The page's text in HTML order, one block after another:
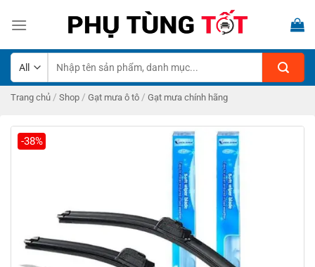
kiếm:
Trang chủ / Shop / Gạt mưa ô tô / Gạt mưa chính hãng
-38%